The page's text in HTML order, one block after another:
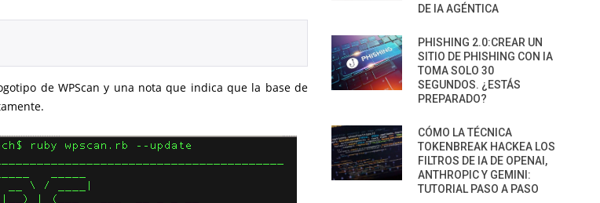
de WPScan y una nota que indica que la base de
DE IA AGÉNTICA
PHISHING 2.0:CREAR UN
SITIO DE PHISHING CON IA
TOMA SOLO 30
SEGUNDOS. ¿ESTÁS
PREPARADO?
CÓMO LA TÉCNICA
TOKENBREAK HACKEA LOS
FILTROS DE IA DE OPENAI,
ANTHROPIC Y GEMINI:
TUTORIAL PASO A PASO